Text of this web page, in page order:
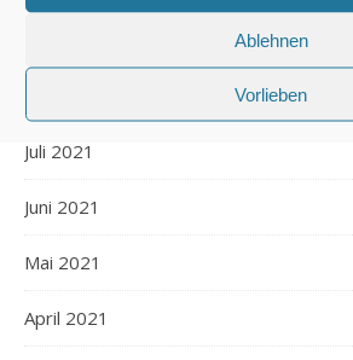
Ablehnen
Vorlieben
Juli 2021
Juni 2021
Mai 2021
April 2021